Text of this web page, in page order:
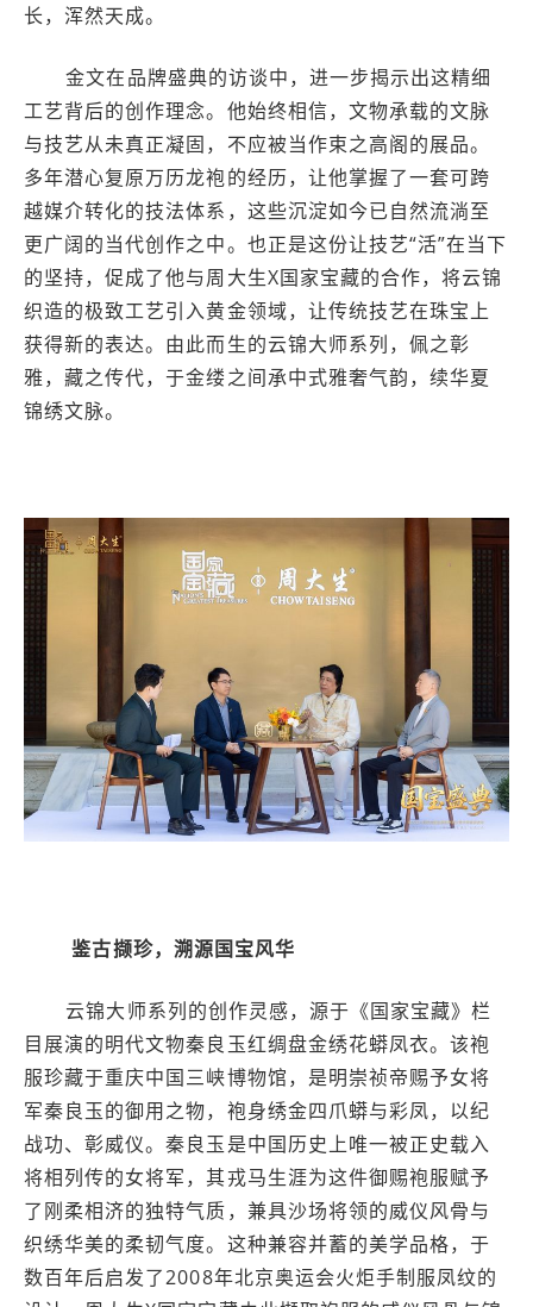
长，浑然天成。
金文在品牌盛典的访谈中，进一步揭示出这精细
工艺背后的创作理念。他始终相信，文物承载的文脉
与技艺从未真正凝固，不应被当作束之高阁的展品。
多年潜心复原万历龙袍的经历，让他掌握了一套可跨
越媒介转化的技法体系，这些沉淀如今已自然流淌至
更广阔的当代创作之中。也正是这份让技艺“活”在当下
的坚持，促成了他与周大生X国家宝藏的合作，将云锦
织造的极致工艺引入黄金领域，让传统技艺在珠宝上
获得新的表达。由此而生的云锦大师系列，佩之彰
雅，藏之传代，于金缕之间承中式雅奢气韵，续华夏
锦绣文脉。
鉴古撷珍，溯源国宝风华
云锦大师系列的创作灵感，源于《国家宝藏》栏
目展演的明代文物秦良玉红绸盘金绣花蟒凤衣。该袍
服珍藏于重庆中国三峡博物馆，是明崇祯帝赐予女将
军秦良玉的御用之物，袍身绣金四爪蟒与彩凤，以纪
战功、彰威仪。秦良玉是中国历史上唯一被正史载入
将相列传的女将军，其戎马生涯为这件御赐袍服赋予
了刚柔相济的独特气质，兼具沙场将领的威仪风骨与
织绣华美的柔韧气度。这种兼容并蓄的美学品格，于
数百年后启发了2008年北京奥运会火炬手制服凤纹的